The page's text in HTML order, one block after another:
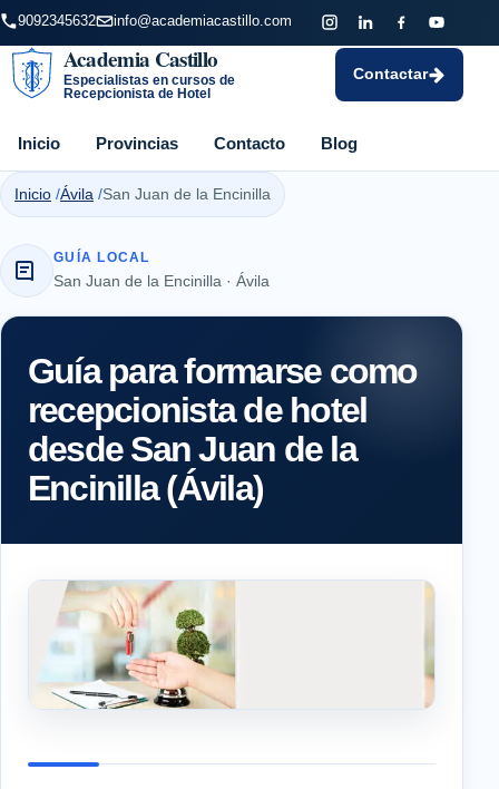
9092345632 info@academiacastillo.com
Academia Castillo
Especialistas en cursos de
Recepcionista de Hotel
Inicio Provincias Contacto Blog
Contactar
Inicio Ávila San Juan de la Encinilla
GUÍA LOCAL
San Juan de la Encinilla · Ávila
Guía para formarse como
recepcionista de hotel
desde San Juan de la
Encinilla (Ávila)